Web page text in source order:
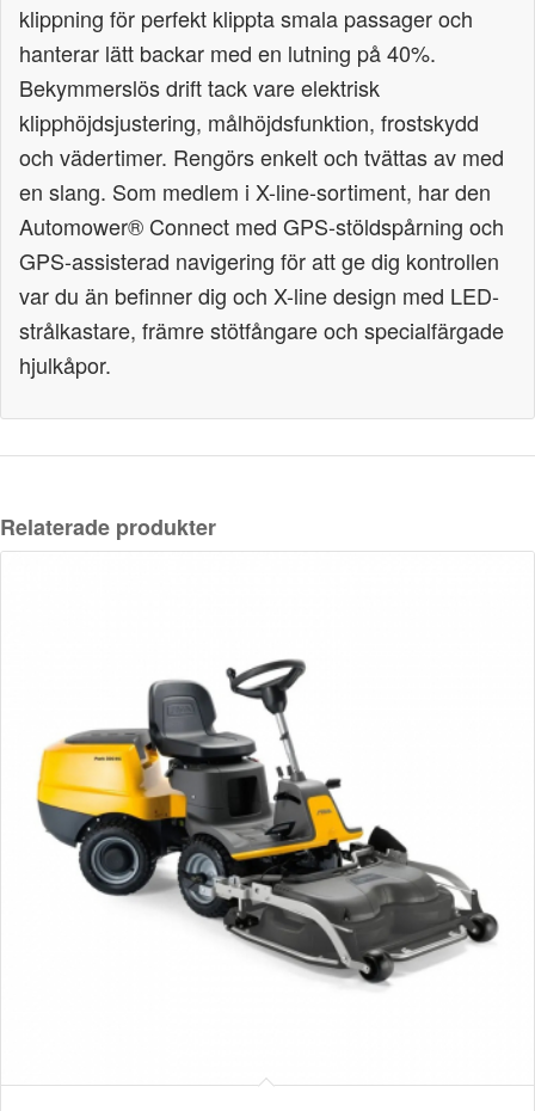
klippning för perfekt klippta smala passager och
hanterar lätt backar med en lutning på 40%.
Bekymmerslös drift tack vare elektrisk
klipphöjdsjustering, målhöjdsfunktion, frostskydd
och vädertimer. Rengörs enkelt och tvättas av med
en slang. Som medlem i X-line-sortiment, har den
Automower® Connect med GPS-stöldspårning och
GPS-assisterad navigering för att ge dig kontrollen
var du än befinner dig och X-line design med LED-
strålkastare, främre stötfångare och specialfärgade
hjulkåpor.
Relaterade produkter